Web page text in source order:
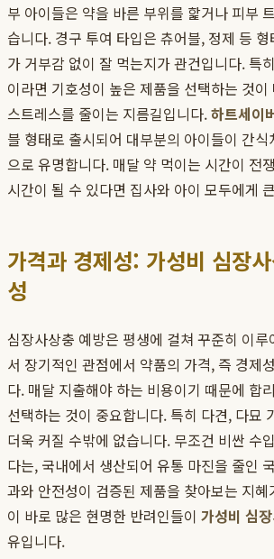
부 아이들은 약을 바른 부위를 핥거나 피부
습니다. 경구 투여 타입은 츄어블, 정제 등
가 거부감 없이 잘 먹는지가 관건입니다. 특
이라면 기호성이 높은 제품을 선택하는 것
스트레스를 줄이는 지름길입니다.하트세이
블 형태로 출시되어 대부분의 아이들이 간식
으로 유명합니다. 매달 약 먹이는 시간이 전
시간이 될 수 있다면 집사와 아이 모두에게
가격과 경제성: 가성비 심장
성
심장사상충 예방은 평생에 걸쳐 꾸준히 이
서 장기적인 관점에서 약품의 가격, 즉 경제
다. 매달 지출해야 하는 비용이기 때문에 합
선택하는 것이 중요합니다. 특히 다견, 다묘
더욱 커질 수밖에 없습니다. 무조건 비싼 수
다는, 국내에서 생산되어 유통 마진을 줄인
과와 안전성이 검증된 제품을 찾아보는 지혜
이 바로 많은 현명한 반려인들이 가성비 심
유입니다.